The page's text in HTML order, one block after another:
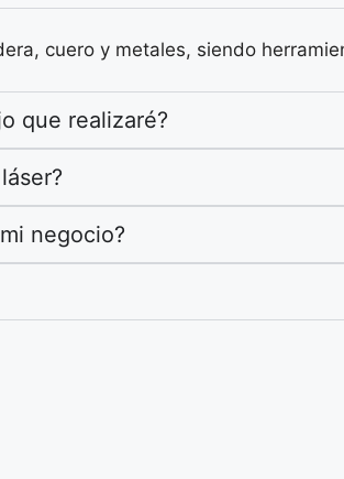
cuero y metales, siendo
que realizaré?
negocio?